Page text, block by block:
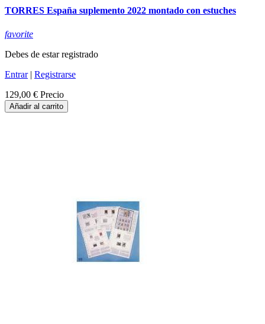
TORRES España suplemento 2022 montado con estuches
favorite
Debes de estar registrado
Entrar| Registrarse
129,00 € Precio
Añadir al carrito